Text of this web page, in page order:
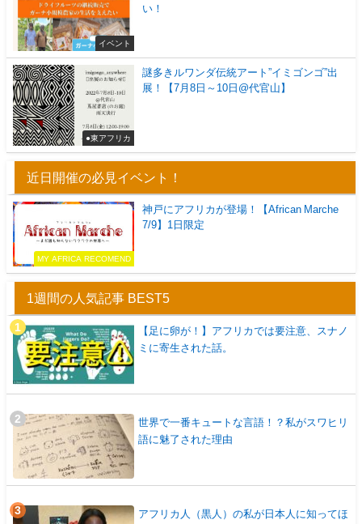
イベント
い！
●東アフリカ
謎多きルワンダ伝統アート”イミゴンゴ”出
展！【7月8日～10日@代官山】
近日開催の必見イベント！
MY AFRICA RECOMEND
神戸にアフリカが登場！【African Marche
7/9】1日限定
1週間の人気記事 BEST5
【足に卵が！】アフリカでは要注意、スナノ
ミに寄生された話。
世界で一番キュートな言語！？私がスワヒリ
語に魅了された理由
アフリカ人（黒人）の私が日本人に知ってほ